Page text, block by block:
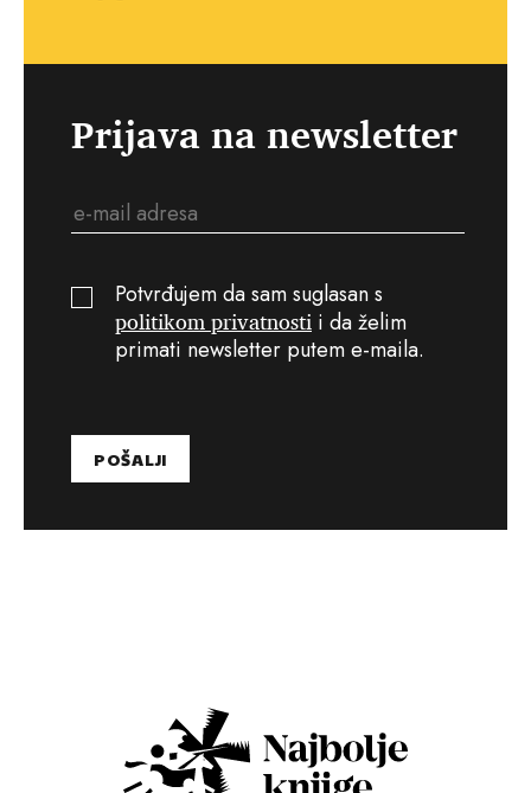
Prijava na newsletter
Potvrđujem da sam suglasan s
politikom privatnosti i da želim
primati newsletter putem e-maila.